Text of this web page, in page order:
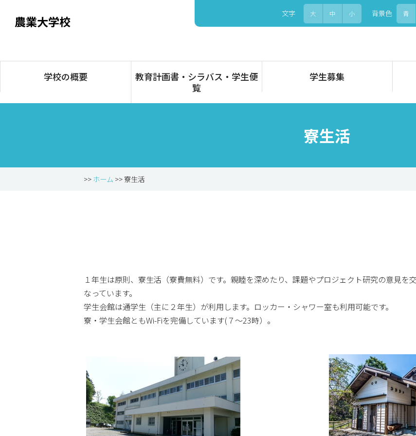
農業大学校 背景色 青
文字 大 中 小
学校の概要
教育計画書・シラバス・学生便
覧
学生募集
寮生活
>>ホーム >> 寮生活
１年生は原則、寮生活（寮費無料）です。親睦を深めたり、課題やプロジェクト研究の意見を
なっています。
学生会館は通学生（主に２年生）が利用します。ロッカー・シャワー室も利用可能です。
寮・学生会館ともWi-Fiを完備しています(７～23時）。